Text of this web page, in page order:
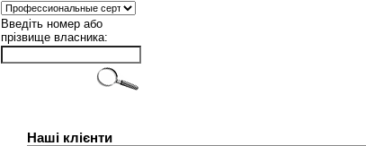
Введіть номер або
прізвище власника:
Наші клієнти